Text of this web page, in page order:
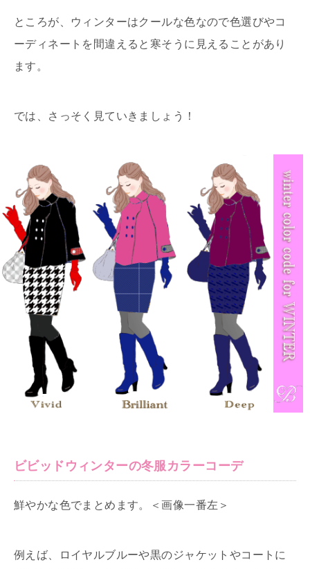
ところが、ウィンターはクールな色なので色選びやコ
ーディネートを間違えると寒そうに見えることがあり
ます。
では、さっそく見ていきましょう！
ビビッドウィンターの冬服カラーコーデ
鮮やかな色でまとめます。＜画像一番左＞
例えば、ロイヤルブルーや黒のジャケットやコートに